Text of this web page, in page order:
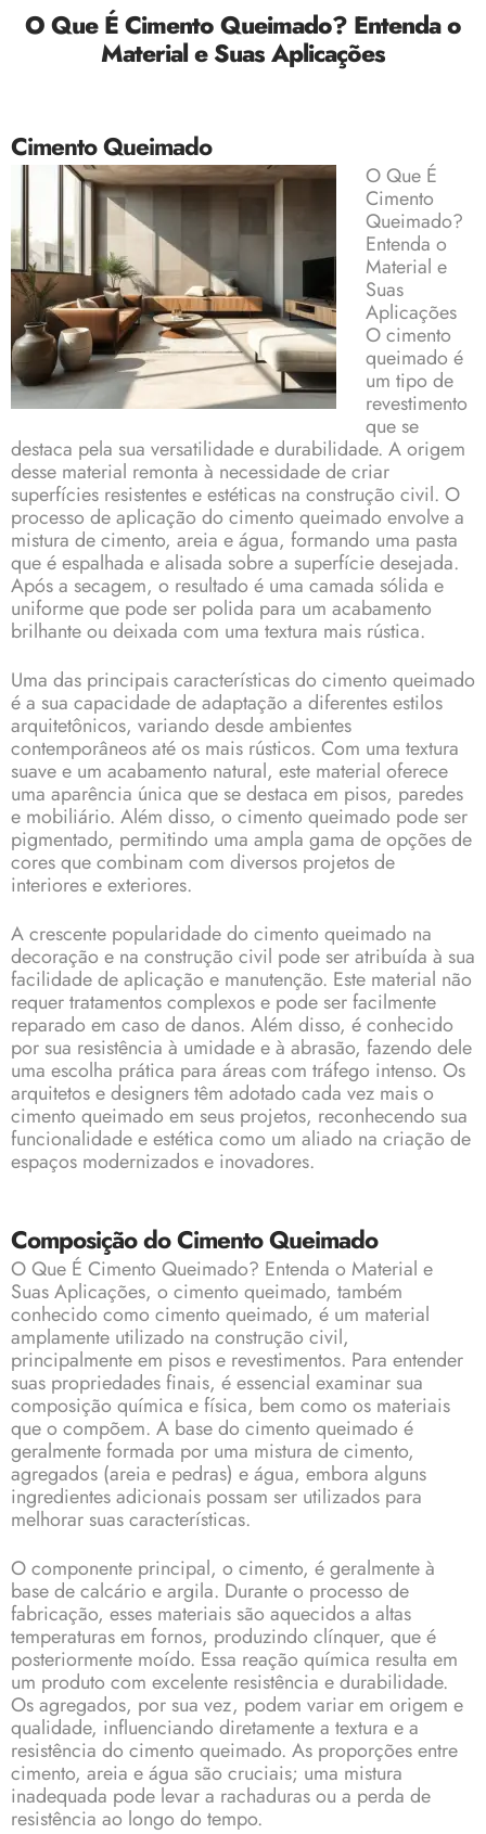
O Que É Cimento Queimado? Entenda o
Material e Suas Aplicações
Cimento Queimado
O Que É
Cimento
Queimado?
Entenda o
Material e
Suas
Aplicações
O cimento
queimado é
um tipo de
revestimento
que se
destaca pela sua versatilidade e durabilidade. A origem
desse material remonta à necessidade de criar
superfícies resistentes e estéticas na construção civil. O
processo de aplicação do cimento queimado envolve a
mistura de cimento, areia e água, formando uma pasta
que é espalhada e alisada sobre a superfície desejada.
Após a secagem, o resultado é uma camada sólida e
uniforme que pode ser polida para um acabamento
brilhante ou deixada com uma textura mais rústica.
Uma das principais características do cimento queimado
é a sua capacidade de adaptação a diferentes estilos
arquitetônicos, variando desde ambientes
contemporâneos até os mais rústicos. Com uma textura
suave e um acabamento natural, este material oferece
uma aparência única que se destaca em pisos, paredes
e mobiliário. Além disso, o cimento queimado pode ser
pigmentado, permitindo uma ampla gama de opções de
cores que combinam com diversos projetos de
interiores e exteriores.
A crescente popularidade do cimento queimado na
decoração e na construção civil pode ser atribuída à sua
facilidade de aplicação e manutenção. Este material não
requer tratamentos complexos e pode ser facilmente
reparado em caso de danos. Além disso, é conhecido
por sua resistência à umidade e à abrasão, fazendo dele
uma escolha prática para áreas com tráfego intenso. Os
arquitetos e designers têm adotado cada vez mais o
cimento queimado em seus projetos, reconhecendo sua
funcionalidade e estética como um aliado na criação de
espaços modernizados e inovadores.
Composição do Cimento Queimado
O Que É Cimento Queimado? Entenda o Material e
Suas Aplicações, o cimento queimado, também
conhecido como cimento queimado, é um material
amplamente utilizado na construção civil,
principalmente em pisos e revestimentos. Para entender
suas propriedades finais, é essencial examinar sua
composição química e física, bem como os materiais
que o compõem. A base do cimento queimado é
geralmente formada por uma mistura de cimento,
agregados (areia e pedras) e água, embora alguns
ingredientes adicionais possam ser utilizados para
melhorar suas características.
O componente principal, o cimento, é geralmente à
base de calcário e argila. Durante o processo de
fabricação, esses materiais são aquecidos a altas
temperaturas em fornos, produzindo clínquer, que é
posteriormente moído. Essa reação química resulta em
um produto com excelente resistência e durabilidade.
Os agregados, por sua vez, podem variar em origem e
qualidade, influenciando diretamente a textura e a
resistência do cimento queimado. As proporções entre
cimento, areia e água são cruciais; uma mistura
inadequada pode levar a rachaduras ou a perda de
resistência ao longo do tempo.